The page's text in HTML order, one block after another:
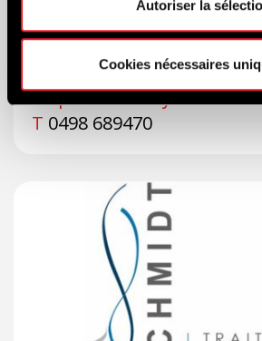
Autoriser la
Cookies nécessaires
Rue des Longues Pièces 21
4970 Francorchamps
info@caysevent.be
https://www.caysevent.be
T 0498 689470